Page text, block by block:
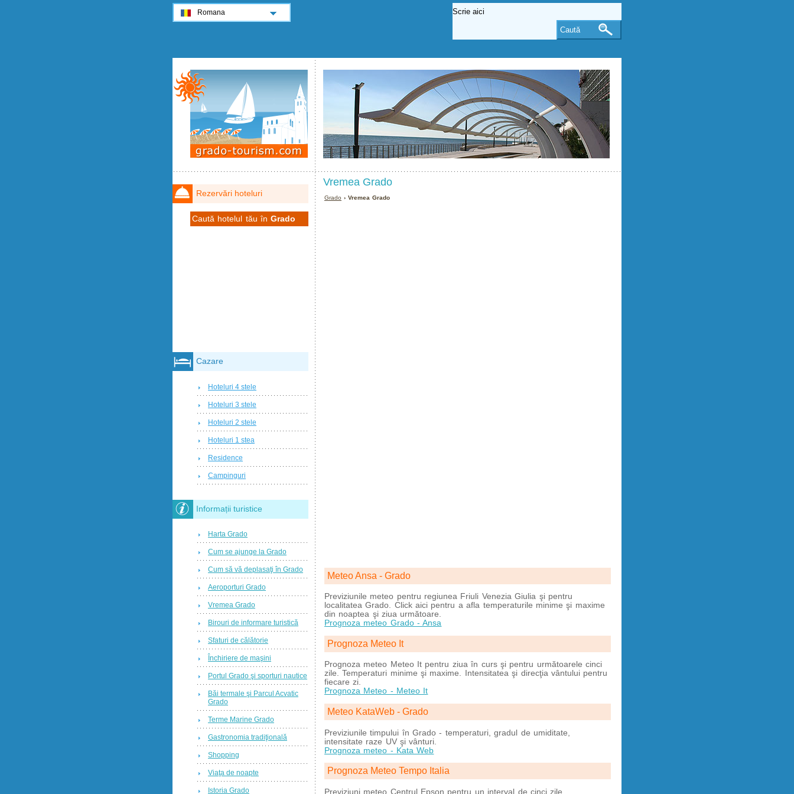
Vremea Grado
Grado › Vremea Grado
Meteo Ansa - Grado
Previziunile meteo pentru regiunea Friuli Venezia Giulia şi pentru
localitatea Grado. Click aici pentru a afla temperaturile minime şi maxime
din noaptea şi ziua următoare.
Prognoza meteo Grado - Ansa
Prognoza Meteo It
Prognoza meteo Meteo It pentru ziua în curs şi pentru următoarele cinci
zile. Temperaturi minime şi maxime. Intensitatea şi direcţia vântului pentru
fiecare zi.
Prognoza Meteo - Meteo It
Meteo KataWeb - Grado
Previziunile timpului în Grado - temperaturi, gradul de umiditate,
intensitate raze UV şi vânturi.
Prognoza meteo - Kata Web
Prognoza Meteo Tempo Italia
Previziuni meteo Centrul Epson pentru un interval de cinci zile,
Rezervări hoteluri
Caută hotelul tău înGrado
Cazare
Hoteluri 4 stele
Hoteluri 3 stele
Hoteluri 2 stele
Hoteluri 1 stea
Residence
Campinguri
Informații turistice
Harta Grado
Cum se ajunge la Grado
Cum să vă deplasaţi în Grado
Aeroporturi Grado
Vremea Grado
Birouri de informare turistică
Sfaturi de călătorie
Închiriere de maşini
Portul Grado şi sporturi nautice
Băi termale şi Parcul Acvatic
Grado
Terme Marine Grado
Gastronomia tradiţională
Shopping
Viaţa de noapte
Istoria Grado
Romana
Caută